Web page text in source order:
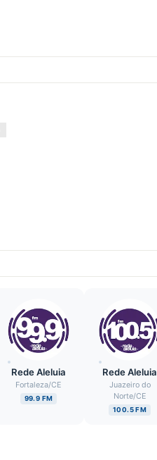
Rede Aleluia
Fortaleza/CE
99.9 FM
Rede Aleluia
Juazeiro do
Norte/CE
100.5 FM